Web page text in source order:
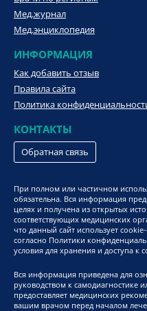
Мед.журнал
Мед.энциклопедия
ИНФОРМАЦИЯ
Как добавить отзыв
Правила сайта
Политика
КОНТАКТЫ
Обратная связь
При полном или частичном
обязательна. Вся информация
целях и получена из открытых
соответствующих медицинских
что данный сайт использует
согласно Политики
условия для хранения и доступа
Вся информация приведена для
руководством к самодиагностике
предоставляет медицинских
вашим врачом перед началом